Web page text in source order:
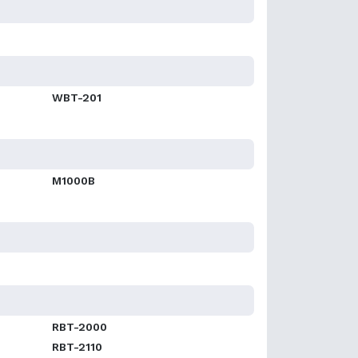
WBT-201
M1000B
RBT-2000
RBT-2110